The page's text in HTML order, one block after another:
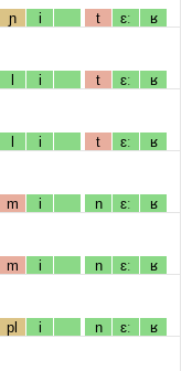
ɲ i t ɛː ʁ
l i t ɛː ʁ
l i t ɛː ʁ
m i n ɛː ʁ
m i n ɛː ʁ
pl i n ɛː ʁ